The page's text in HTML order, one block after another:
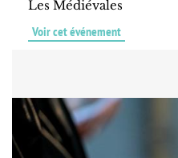
Les Médiévales
Voir cet événement